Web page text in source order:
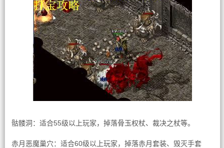
骷髅洞：适合55级以上玩家，掉落骨玉权杖、裁决之杖等。
赤月恶魔巢穴：适合60级以上玩家，掉落赤月套装、毁灭手套